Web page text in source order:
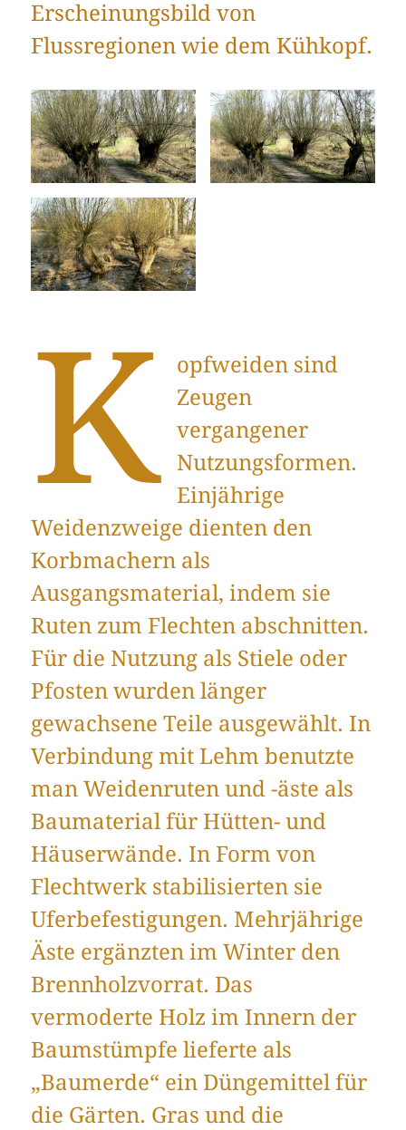
Erscheinungsbild von
Flussregionen wie dem Kühkopf.
K
opfweiden sind
Zeugen
vergangener
Nutzungsformen.
Einjährige
Weidenzweige dienten den
Korbmachern als
Ausgangsmaterial, indem sie
Ruten zum Flechten abschnitten.
Für die Nutzung als Stiele oder
Pfosten wurden länger
gewachsene Teile ausgewählt. In
Verbindung mit Lehm benutzte
man Weidenruten und -äste als
Baumaterial für Hütten- und
Häuserwände. In Form von
Flechtwerk stabilisierten sie
Uferbefestigungen. Mehrjährige
Äste ergänzten im Winter den
Brennholzvorrat. Das
vermoderte Holz im Innern der
Baumstümpfe lieferte als
„Baumerde“ ein Düngemittel für
die Gärten. Gras und die